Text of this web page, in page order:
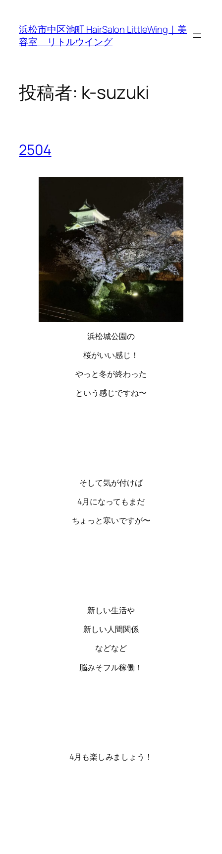
浜松市中区池町 HairSalon LittleWing｜美
容室 リトルウイング
投稿者: k-suzuki
2504
浜松城公園の
桜がいい感じ！
やっと冬が終わった
という感じですね〜
そして気が付けば
4月になってもまだ
ちょっと寒いですが〜
新しい生活や
新しい人間関係
などなど
脳みそフル稼働！
4月も楽しみましょう！